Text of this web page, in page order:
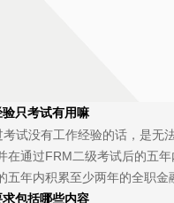
只考试有用嘛
试没有工作经验的话，是无
在通过FRM二级考试后的五
五年内积累至少两年的全职
包括哪些内容